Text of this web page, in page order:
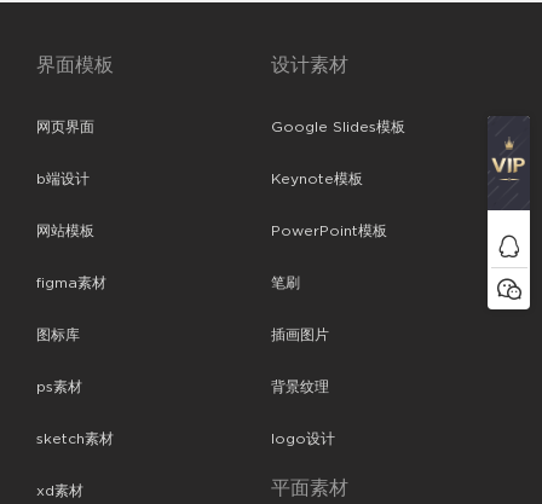
界面模板
网页界面
b端设计
网站模板
figma素材
图标库
ps素材
sketch素材
xd素材
设计素材
Google Slides模板
Keynote模板
PowerPoint模板
笔刷
插画图片
背景纹理
logo设计
平面素材